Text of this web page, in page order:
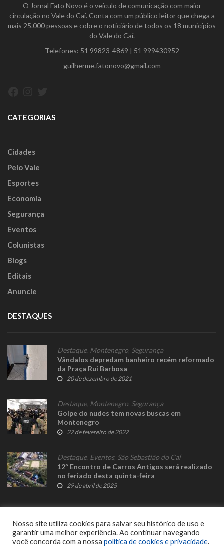
O Jornal Fato Novo é o veículo de comunicação com maior
circulação no Vale do Caí. Conta com um público leitor que chega a
mais 25.000 pessoas e cobre o noticiário de todos os 18 municípios
do Vale do Caí.
Telefones: 51 99823-4869 | 51 999430952
guilherme.fatonovo@gmail.com
CATEGORIAS
Cidades
Pelo Vale
Esportes
Economia
Segurança
Eventos
Colunistas
Blogs
Editais
Anuncie
DESTAQUES
Destaque, Montenegro Segurança
Vândalos depredam banheiro recém reformado
da Praça Rui Barbosa
20 de dezembro de 2021
Destaque, Montenegro Segurança
Golpe do nudes tem novas buscas em
Montenegro
22 de fevereiro de 2022
Destaque, Eventos, São Sebastião do Caí
12º Encontro de Carros Antigos será realizado
no feriado desta quinta-feira
29 de abril de 2025
© 2023 Fato Novo - Todos os direitos reservados. Desenvolvido por
Nosso site utiliza cookies para salvar seu histórico de uso e
garantir uma melhor experiência. Ao continuar navegando
você concorda com a nossa política de cookies e privacidade.